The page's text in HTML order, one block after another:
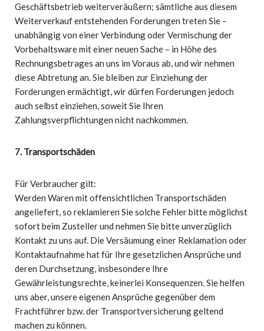
Geschäftsbetrieb weiterveräußern; sämtliche aus diesem
Weiterverkauf entstehenden Forderungen treten Sie –
unabhängig von einer Verbindung oder Vermischung der
Vorbehaltsware mit einer neuen Sache – in Höhe des
Rechnungsbetrages an uns im Voraus ab, und wir nehmen
diese Abtretung an. Sie bleiben zur Einziehung der
Forderungen ermächtigt, wir dürfen Forderungen jedoch
auch selbst einziehen, soweit Sie Ihren
Zahlungsverpflichtungen nicht nachkommen.
7. Transportschäden
Für Verbraucher gilt:
Werden Waren mit offensichtlichen Transportschäden
angeliefert, so reklamieren Sie solche Fehler bitte möglichst
sofort beim Zusteller und nehmen Sie bitte unverzüglich
Kontakt zu uns auf. Die Versäumung einer Reklamation oder
Kontaktaufnahme hat für Ihre gesetzlichen Ansprüche und
deren Durchsetzung, insbesondere Ihre
Gewährleistungsrechte, keinerlei Konsequenzen. Sie helfen
uns aber, unsere eigenen Ansprüche gegenüber dem
Frachtführer bzw. der Transportversicherung geltend
machen zu können.